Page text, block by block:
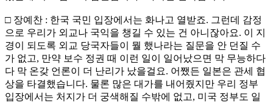
□ 장예찬 : 한국 국민 입장에서는 화나고 열받죠. 그런데 감정
으로 우리가 외교나 국익을 챙길 수 있는 건 아니잖아요. 이 지
경이 되도록 외교 당국자들이 뭘 했나라는 질문을 안 던질 수
가 없고, 만약 보수 정권 때 이런 일이 일어났으면 막 무능하다
다 막 온갖 언론이 더 난리가 났을걸요. 어쨌든 일본은 관세 협
상을 타결했습니다. 물론 많은 대가를 내어줬지만 우리 정부
입장에서는 처지가 더 궁색해질 수밖에 없고, 미국 정부도 일